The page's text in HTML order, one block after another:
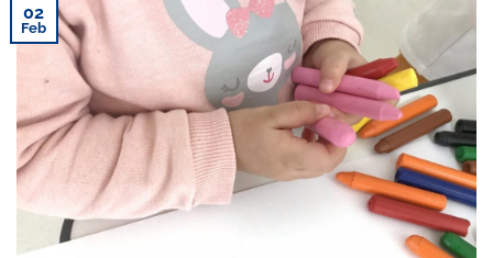
02
Feb